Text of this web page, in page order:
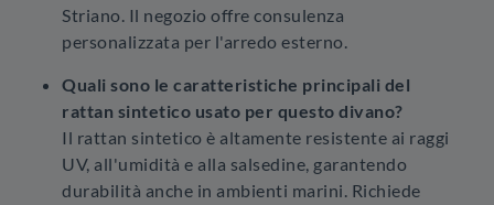
Striano. Il negozio offre consulenza
personalizzata per l'arredo esterno.
Quali sono le caratteristiche principali del
rattan sintetico usato per questo divano?
Il rattan sintetico è altamente resistente ai raggi
UV, all'umidità e alla salsedine, garantendo
durabilità anche in ambienti marini. Richiede